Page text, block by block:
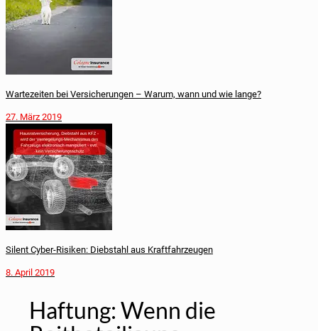
War­te­zei­ten bei Ver­si­che­run­gen – Warum, wann und wie lange?
27. März 2019
Silent Cyber-Risiken: Diebstahl aus Kraftfahrzeugen
8. April 2019
Haftung: Wenn die